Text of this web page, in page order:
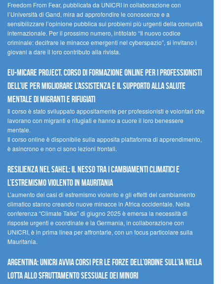
Freedom From Fear, pubblicata da UNICRI in collaborazione con
l’Università di Gand, mira ad approfondire le conoscenze e a
sensibilizzare l’opinione pubblica sui problemi più urgenti della comunità
internazionale. Per il prossimo numero, intitolato “Il nuovo codice
criminale: decifrare le minacce emergenti nel cyberspazio”, si invitano i
giovani a dare il loro contributo alla rivista.
EU-MiCare Project. Corso di formazione online per i professionisti
dell’UE per migliorare l’assistenza e il supporto alla salute
mentale di migranti e rifugiati
Il corso è stato sviluppato appositamente per professionisti e volontari che
lavorano con migranti e rifugiati e hanno a cuore il loro benessere
mentale.
Il corso online è disponibile sulla apposita piattaforma di apprendimento,
è asincrono e non ci sono lezioni frontali.
Resilienza nel Sahel: il nesso tra i cambiamenti climatici e
l’estremismo violento in Mauritania
L’aumento dei casi di estremismo violento e gli effetti del cambiamento
climatico stanno creando nuove minacce in Africa occidentale. Nella
conferenza “Climate Talks” di giugno 2025 è emersa la necessità di
risposte urgenti e coordinate e la Germania, in collaborazione con
UNICRI, è in prima linea per affrontarle, con un focus particolare sulla
Mauritania.
Argentina: UNICRI avvia corsi per le forze dell’ordine sull’IA nella
lotta allo sfruttamento sessuale dei minori